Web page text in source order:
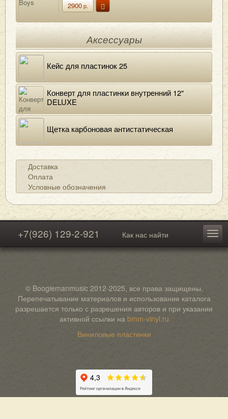
2900р.
Аксессуары
Кейс для пластинок 25
Конверт для пластинки внутренний 12"
DELUXE
Щетка карбоновая антистатическая
Доставка
Оплата
Условные обозначения
+7(926) 129-2-921 Как нас найти
© Boogiemanmusic 2012-2025, все права защищены.
Перепечатывание материалов и использование каталога
разрешается только с разрешения авторов и при указании
активной ссылки на bmm-vinyl.ru
Виниловые пластинки